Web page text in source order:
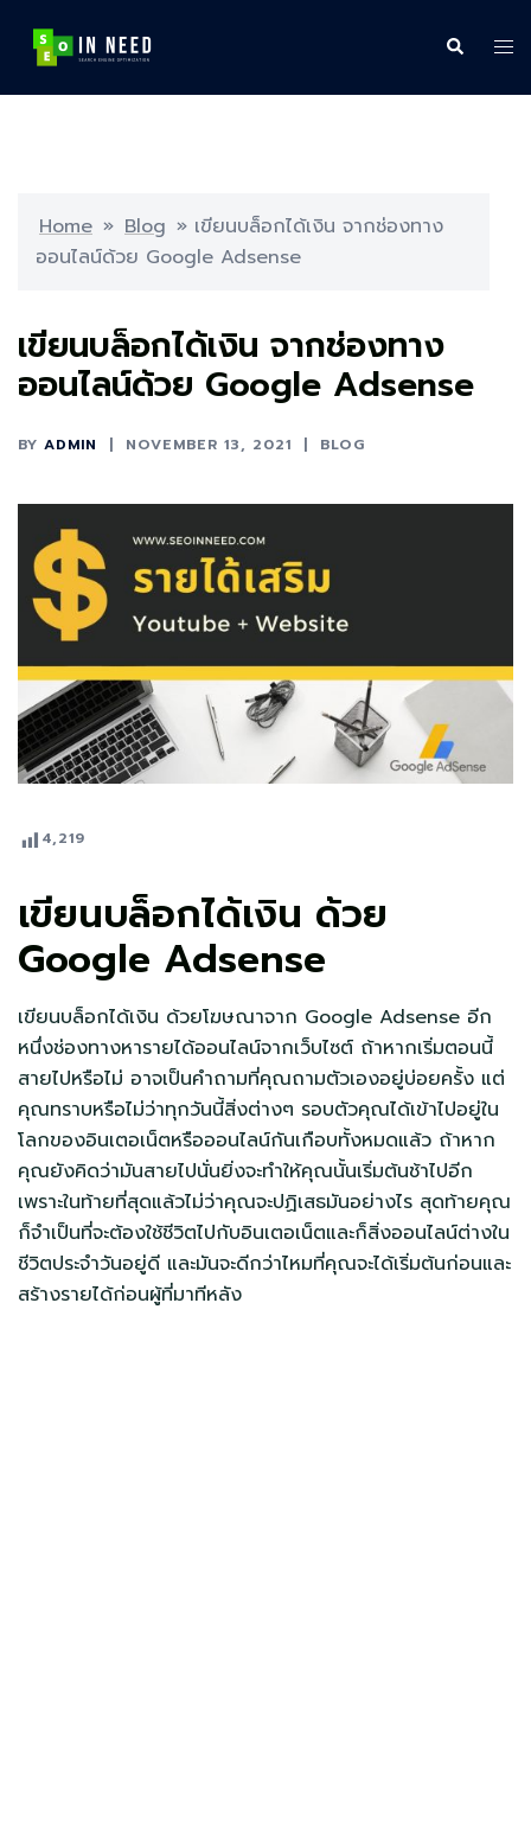
content
Search
Home » Blog » เขียนบล็อกได้เงิน จากช่องทาง
ออนไลน์ด้วย Google Adsense
เขียนบล็อกได้เงิน จากช่องทาง
ออนไลน์ด้วย Google Adsense
BY ADMIN NOVEMBER 13, 2021 BLOG
4,219
เขียนบล็อกได้เงิน ด้วย
Google Adsense
เขียนบล็อกได้เงิน ด้วยโฆษณาจาก Google Adsense อีก
หนึ่งช่องทางหารายได้ออนไลน์จากเว็บไซต์ ถ้าหากเริ่มตอนนี้
สายไปหรือไม่ อาจเป็นคำถามที่คุณถามตัวเองอยู่บ่อยครั้ง แต่
คุณทราบหรือไม่ว่าทุกวันนี้สิ่งต่างๆ รอบตัวคุณได้เข้าไปอยู่ใน
โลกของอินเตอเน็ตหรือออนไลน์กันเกือบทั้งหมดแล้ว ถ้าหาก
คุณยังคิดว่ามันสายไปนั่นยิ่งจะทำให้คุณนั้นเริ่มต้นช้าไปอีก
เพราะในท้ายที่สุดแล้วไม่ว่าคุณจะปฏิเสธมันอย่างไร สุดท้ายคุณ
ก็จำเป็นที่จะต้องใช้ชีวิตไปกับอินเตอเน็ตและก็สิ่งออนไลน์ต่างใน
ชีวิตประจำวันอยู่ดี และมันจะดีกว่าไหมที่คุณจะได้เริ่มต้นก่อนและ
สร้างรายได้ก่อนผู้ที่มาทีหลัง